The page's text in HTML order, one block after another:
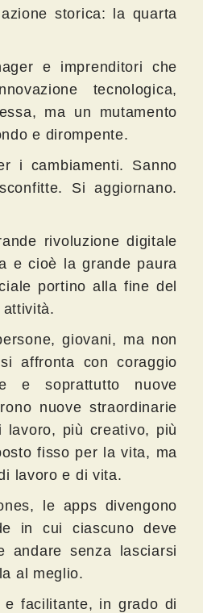
storica: la quarta
e imprenditori che
tecnologica,
ma un mutamento
e dirompente.
i cambiamenti. Sanno
Si aggiornano.
rivoluzione digitale
e cioè la grande paura
portino alla fine del
giovani, ma non
affronta con coraggio
e soprattutto nuove
nuove straordinarie
lavoro, più creativo, più
fisso per la vita, ma
lavoro e di vita.
le apps divengono
in cui ciascuno deve
andare senza lasciarsi
al meglio.
facilitante, in grado di